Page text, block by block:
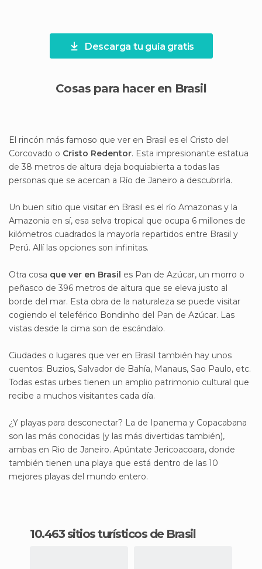
Descarga tu guía gratis
Cosas para hacer en Brasil
El rincón más famoso que ver en Brasil es el Cristo del
Corcovado o Cristo Redentor. Esta impresionante estatua
de 38 metros de altura deja boquiabierta a todas las
personas que se acercan a Río de Janeiro a descubrirla.
Un buen sitio que visitar en Brasil es el río Amazonas y la
Amazonia en sí, esa selva tropical que ocupa 6 millones de
kilómetros cuadrados la mayoría repartidos entre Brasil y
Perú. Allí las opciones son infinitas.
Otra cosa que ver en Brasil es Pan de Azúcar, un morro o
peñasco de 396 metros de altura que se eleva justo al
borde del mar. Esta obra de la naturaleza se puede visitar
cogiendo el teleférico Bondinho del Pan de Azúcar. Las
vistas desde la cima son de escándalo.
Ciudades o lugares que ver en Brasil también hay unos
cuentos: Buzios, Salvador de Bahía, Manaus, Sao Paulo, etc.
Todas estas urbes tienen un amplio patrimonio cultural que
recibe a muchos visitantes cada día.
¿Y playas para desconectar? La de Ipanema y Copacabana
son las más conocidas (y las más divertidas también),
ambas en Rio de Janeiro. Apúntate Jericoacoara, donde
también tienen una playa que está dentro de las 10
mejores playas del mundo entero.
10.463 sitios turísticos de Brasil